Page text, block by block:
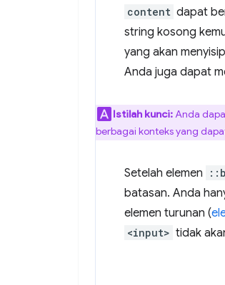
content dapat
string kosong
yang akan
Anda juga dapat
Istilah kunci:Anda
berbagai konteks yang
Setelah elemen
batasan. Anda
elemen turunan (
<input> tidak